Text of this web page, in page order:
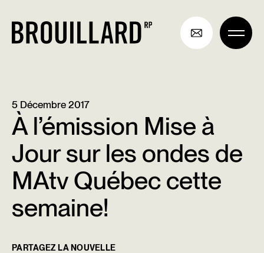
contenu
À l’émission Mise à
Jour sur les ondes de
MAtv Québec cette
semaine!
5 Décembre 2017
PARTAGEZ LA NOUVELLE